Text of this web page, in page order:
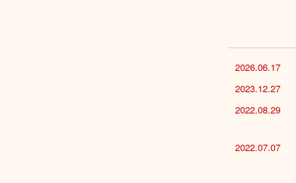
2026.06.17
2023.12.27
2022.08.29
2022.07.07